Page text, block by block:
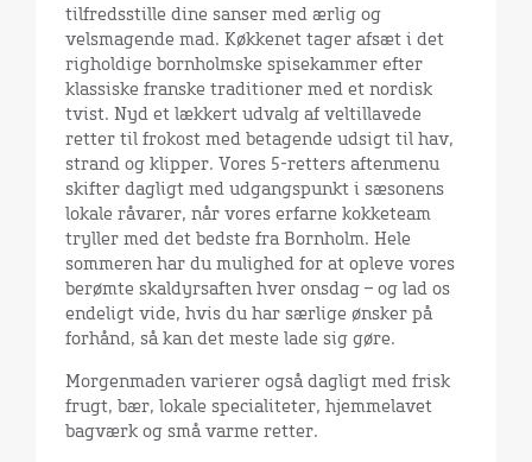
tilfredsstille dine sanser med ærlig og
velsmagende mad. Køkkenet tager afsæt i det
righoldige bornholmske spisekammer efter
klassiske franske traditioner med et nordisk
tvist. Nyd et lækkert udvalg af veltillavede
retter til frokost med betagende udsigt til hav,
strand og klipper. Vores 5-retters aftenmenu
skifter dagligt med udgangspunkt i sæsonens
lokale råvarer, når vores erfarne kokketeam
tryller med det bedste fra Bornholm. Hele
sommeren har du mulighed for at opleve vores
berømte skaldyrsaften hver onsdag – og lad os
endeligt vide, hvis du har særlige ønsker på
forhånd, så kan det meste lade sig gøre.
Morgenmaden varierer også dagligt med frisk
frugt, bær, lokale specialiteter, hjemmelavet
bagværk og små varme retter.